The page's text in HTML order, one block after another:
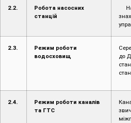
2.2.
Робота насосних
станцій
2.3.
Режим роботи
водосховищ
до
2.4.
Режим роботи каналів
та ГТС